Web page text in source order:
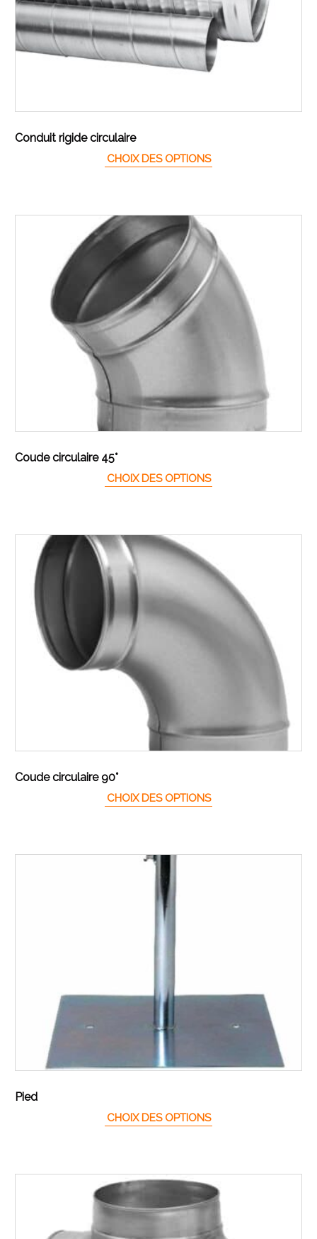
Conduit rigide circulaire
CHOIX DES OPTIONS
Coude circulaire 45°
CHOIX DES OPTIONS
Coude circulaire 90°
CHOIX DES OPTIONS
Pied
CHOIX DES OPTIONS